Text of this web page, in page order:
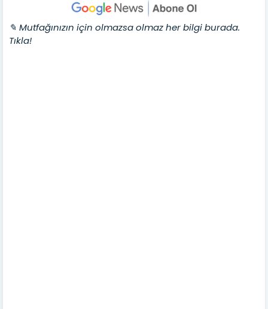
✎ Mutfağınızın için olmazsa olmaz her bilgi burada.
Tıkla!